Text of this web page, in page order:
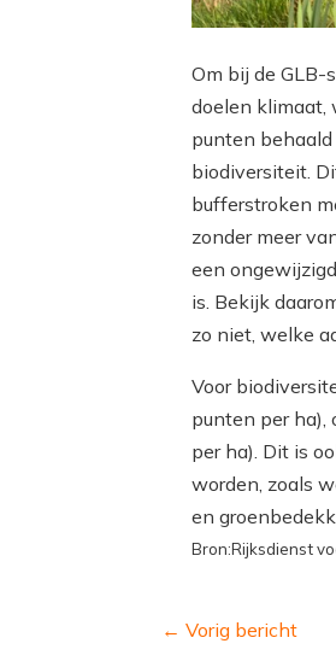
Om bij de GLB-
doelen klimaat,
punten
biodiversiteit.
bufferstroken
zonder meer
een
is. Bekijk
zo niet, welke
Voor
punten per ha),
per ha). Dit is
worden, zoals
en
Bron:Rijksdienst
←Vorig bericht